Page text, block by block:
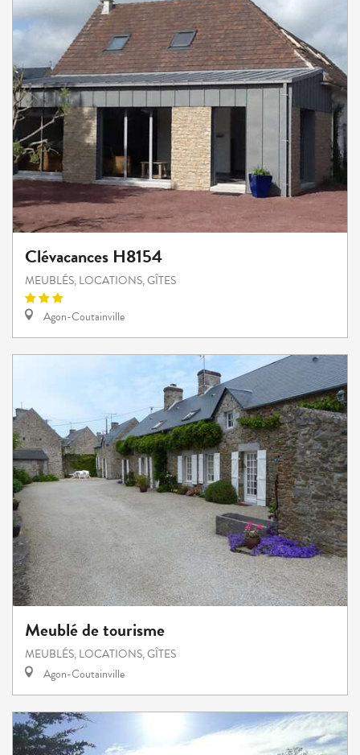
Clévacances H8154
MEUBLÉS, LOCATIONS, GÎTES
Agon-Coutainville
Meublé de tourisme
MEUBLÉS, LOCATIONS, GÎTES
Agon-Coutainville